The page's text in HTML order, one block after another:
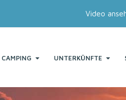
Video
CAMPING UNTERKÜNFTE